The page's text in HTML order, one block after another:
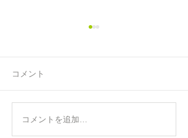
ストアーズ店のパスワー
ド再設定について
コメント
コメントを追加…